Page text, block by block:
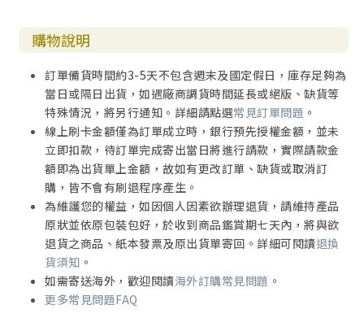
二、鼓勵的根據（一5~10）
三、禱告的內容（一11~12）
一、主的日子未到（二1~2）
二、不法者要顯露（二3~4）
三、不法者被攔阻（二5~7）
四、不法者的活動（二8~12）
肆、再次感恩及代禱（二13~17）
一、感謝的原因（二13~14）
二、勉堅守教訓（二15）
三、禱告的內容（二16~17）
伍、請求代禱及再次代禱（三1~5）
一、請求代禱（三1~2）
二、表示信任（三3~4）
三、再次代禱（三5）
陸、勸勉（三6~16）
購物說明
訂單備貨時間約3-5天不包含週末及國定假日，庫存足夠為
當日或隔日出貨，如遇廠商調貨時間延長或絕版、缺貨等
特殊情況，將另行通知。詳細請點選常見訂單問題 。
線上刷卡金額僅為訂單成立時，銀行預先授權金額，並未
立即扣款，待訂單完成寄出當日將進行請款，實際請款金
額即為出貨單上金額，故如有更改訂單、缺貨或取消訂
購，皆不會有刷退程序產生。
為維護您的權益，如因個人因素欲辦理退貨，請維持產品
原狀並依原包裝包好，於收到商品鑑賞期七天內，將與欲
退貨之商品、紙本發票及原出貨單寄回。詳細可閱讀退換
貨須知 。
如需寄送海外，歡迎閱讀海外訂購常見問題 。
更多常見問題FAQ